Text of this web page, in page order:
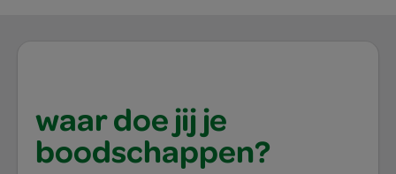
waar doe jij je
boodschappen?